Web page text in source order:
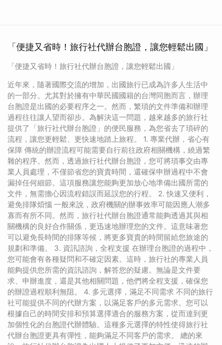
「便捷又省時！旅行社代辦台胞證，讓您輕鬆出國」
「便捷又省時！旅行社代辦台胞證，讓您輕鬆出國」
近年來，隨著國際交流的增加，出國旅行已成為許多人生活中
的一部分。尤其對於擁有中華民國國籍的台灣同胞而言，辦理
台胞證是出國的必要程序之一。然而，繁瑣的文件準備和辦理
過程往往讓人望而卻步。為解決這一問題，越來越多的旅行社
提供了「旅行社代辦台胞證」的便民服務，為您省去了瑣碎的
流程，讓您更輕鬆、更快速地踏上旅程。 1. 專業代辦，省心有
保障 傳統的辦證流程可能需要自行前往政府相關機構，繞過繁
雜的程序。然而，透過旅行社代辦台胞證，您可將瑣事交由專
業人員處理，不僅節省您的寶貴時間，還確保申辦過程中不會
漏掉任何細節。這項服務讓您能夠更加放心地準備出國所需的
文件，無需擔心因流程錯誤而延誤您的行程。 2. 快速又便利，
避免排隊煩惱 一般來說，政府機關的辦事效率可能因應人潮多
寡而有所不同。然而，旅行社代辦台胞證通常能夠透過其與相
關機構的良好合作關係，更迅速地辦理您的文件。這意味著您
可以避免長時間的排隊等候，將更多寶貴的時間留給您旅途的
規劃和準備。 3. 資訊諮詢，全程支援 在辦理台胞證的過程中，
您可能會有各種疑問和不確定因素。這時，旅行社的專業人員
能夠提供您所需的資訊諮詢，解答您的疑慮。無論是文件要
求、申辦進度，還是其他相關問題，他們將全程支援，確保您
的辦證過程順利無阻。 4. 多元選擇，滿足不同需求 不同的旅行
社可能提供不同的代辦方案，以滿足客戶的多元需求。您可以
根據自己的時間安排和預算選擇適合的服務方案，從而達到更
加個性化的台胞證代辦體驗。這種多元選擇的特性使得旅行社
代辦台胞證更具有彈性，能夠滿足不同客戶的需求。 總的來